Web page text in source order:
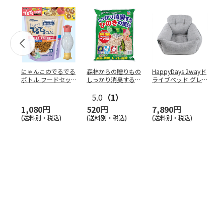
にゃんこのでるでる
ボトル フードセッ
1,080円
(送料別・税込)
森林からの贈りもの
しっかり消臭するひ
5.0 （1）
520円
(送料別・税込)
HappyDays 2wayド
ライブベッド グレ
7,890円
(送料別・税込)